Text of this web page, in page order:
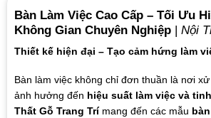
Bàn Làm Việc Cao Cấp – Tối Ưu
Không Gian Chuyên Nghiệp | Nội
Thiết kế hiện đại – Tạo cảm hứng làm
Bàn làm việc không chỉ đơn thuần là nơi
ảnh hưởng đến hiệu suất làm việc và
Thất Gỗ Trang Trímang đến các mẫu